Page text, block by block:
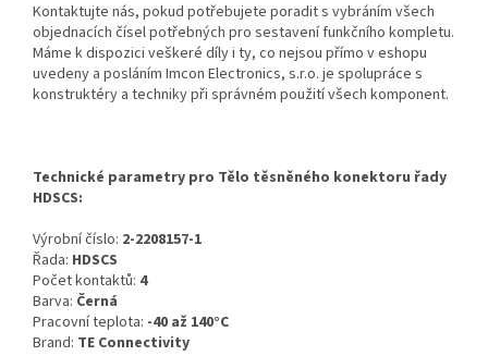
Kontaktujte nás, pokud potřebujete poradit s vybráním všech
objednacích čísel potřebných pro sestavení funkčního kompletu.
Máme k dispozici veškeré díly i ty, co nejsou přímo v eshopu
uvedeny a posláním Imcon Electronics, s.r.o. je spolupráce s
konstruktéry a techniky při správném použití všech komponent.
Technické parametry pro Tělo těsněného konektoru řady
HDSCS:
Výrobní číslo: 2-2208157-1
Řada: HDSCS
Počet kontaktů: 4
Barva: Černá
Pracovní teplota: -40 až 140°C
Brand: TE Connectivity